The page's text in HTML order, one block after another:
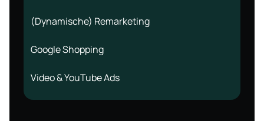
(Dynamische) Remarketing
Google Shopping
Video & YouTube Ads